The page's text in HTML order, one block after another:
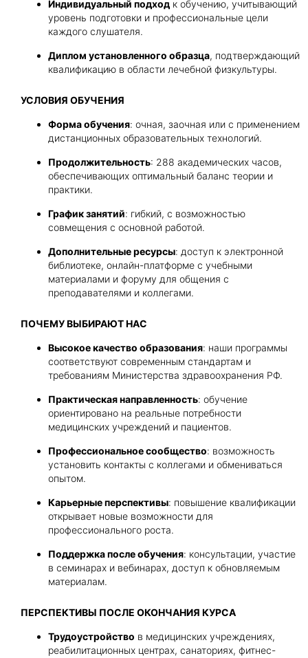
Индивидуальный подход к обучению, учитывающий
уровень подготовки и профессиональные цели
каждого слушателя.
Диплом установленного образца, подтверждающий
квалификацию в области лечебной физкультуры.
УСЛОВИЯ ОБУЧЕНИЯ
Форма обучения: очная, заочная или с применением
дистанционных образовательных технологий.
Продолжительность: 288 академических часов,
обеспечивающих оптимальный баланс теории и
практики.
График занятий: гибкий, с возможностью
совмещения с основной работой.
Дополнительные ресурсы: доступ к электронной
библиотеке, онлайн-платформе с учебными
материалами и форуму для общения с
преподавателями и коллегами.
ПОЧЕМУ ВЫБИРАЮТ НАС
Высокое качество образования: наши программы
соответствуют современным стандартам и
требованиям Министерства здравоохранения РФ.
Практическая направленность: обучение
ориентировано на реальные потребности
медицинских учреждений и пациентов.
Профессиональное сообщество: возможность
установить контакты с коллегами и обмениваться
опытом.
Карьерные перспективы: повышение квалификации
открывает новые возможности для
профессионального роста.
Поддержка после обучения: консультации, участие
в семинарах и вебинарах, доступ к обновляемым
материалам.
ПЕРСПЕКТИВЫ ПОСЛЕ ОКОНЧАНИЯ КУРСА
Трудоустройство в медицинских учреждениях,
реабилитационных центрах, санаториях, фитнес-